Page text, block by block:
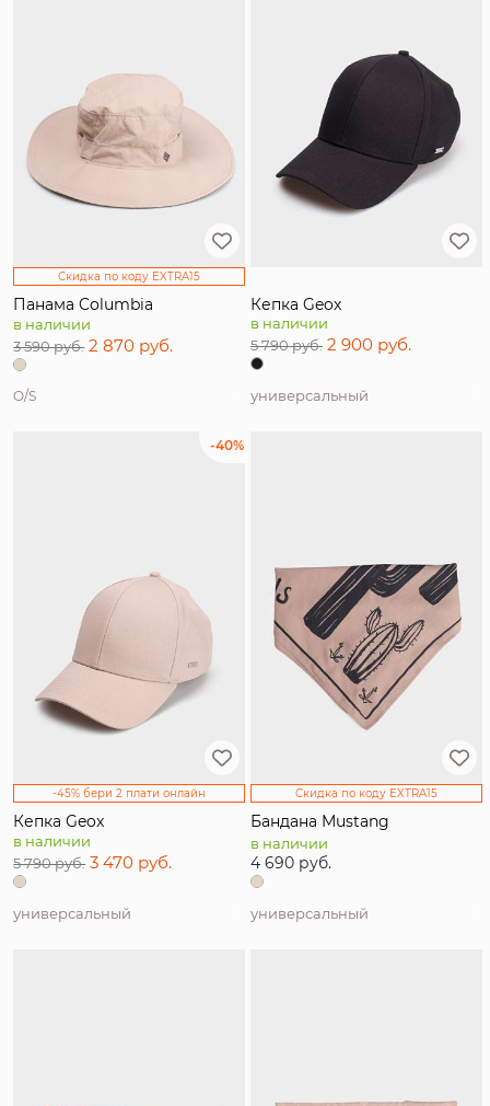
Скидка по коду EXTRA15
Панама Columbia
в наличии
3 590 руб. 2 870 руб.
O/S
Кепка Geox
в наличии
5 790 руб. 2 900 руб.
универсальный
-40%
-45% бери 2 плати онлайн
Кепка Geox
в наличии
5 790 руб. 3 470 руб.
универсальный
Скидка по коду EXTRA15
Бандана Mustang
в наличии
4 690 руб.
универсальный